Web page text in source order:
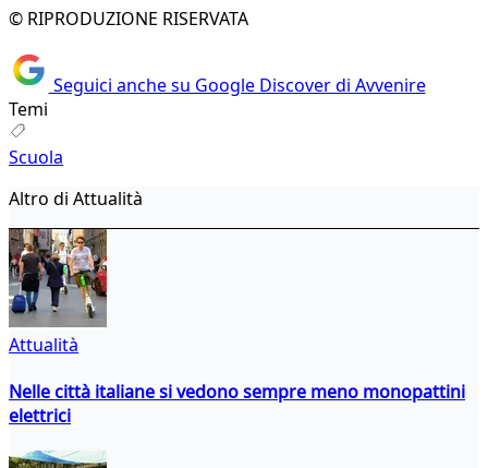
© RIPRODUZIONE RISERVATA
Seguici anche su Google Discover di Avvenire
Temi
Scuola
Altro di Attualità
Attualità
Nelle città italiane si vedono sempre meno monopattini
elettrici